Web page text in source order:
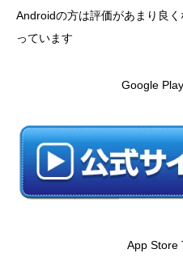
Androidの方は評価があまり良
っています
Google
App Store